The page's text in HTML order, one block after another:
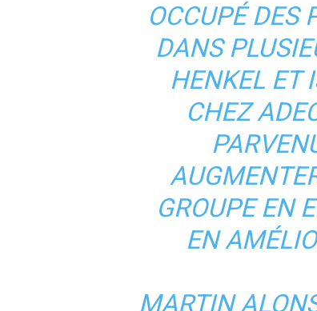
OCCUPÉ DES
DANS
HENKEL ET
CHEZ
GROUPE EN
EN
MARTIN